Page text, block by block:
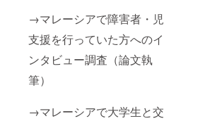
→マレーシアで障害者・児
支援を行っていた方へのイ
ンタビュー調査（論文執
筆）
→マレーシアで大学生と交